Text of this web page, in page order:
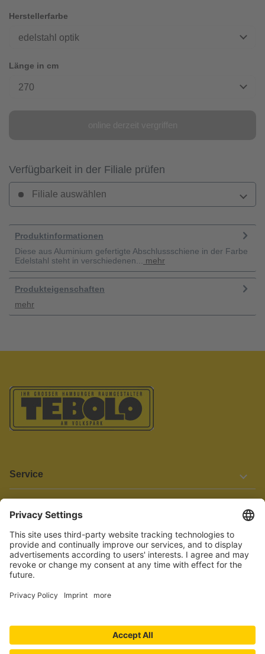
Herstellerfarbe
edelstahl optik
Länge in cm
270
Verfügbarkeit in der Filiale prüfen
Filiale auswählen
Produktinformationen
Diese aus Aluminium gefertigte Abschlussschiene in der Farbe
Edelstahl steht in verschiedenen...
mehr
Produkteigenschaften
mehr
Service
Informationen
Barrierefreiheit
Wir bemühen uns, unsere Website barrierefrei zu gestalten.
Einige Inhalte und Funktionen sind derzeit jedoch noch nicht
vollständig zugänglich. Wenn Sie auf Barrieren stoßen oder Hilfe
benötigen, kontaktieren Sie uns bitte unter service[at]knutzen.de.
Vertrag widerrufen
© 2026 TEBOLO